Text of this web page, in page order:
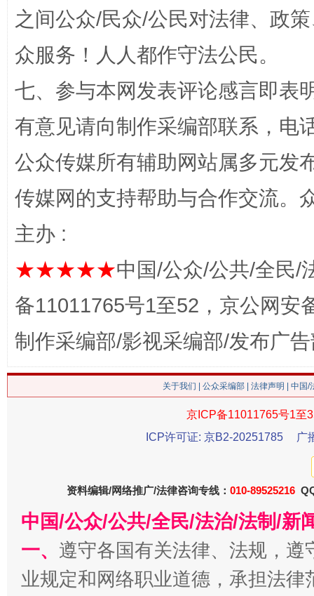
习近平的博鳌关键词
魏明
生
之间公众/民众/公民对法律、政
众服务！人人都作守法公民。
七、参与本网发表评论感言即表
有意见请向制作采编部联系，电
公众传媒所有辅助网站属多元发
传媒网的支持帮助与合作交流。
主办 :
★★★★★中国/公众/公共/全民/
备11011765号1至52，京公网安
制作采编部/影视采编部/发布广
关于我们 公众采编部 法律声明 | 中国
京ICP备11011765号1至
ICP许可证: 京B2-20251785
广
资料编辑/网络推广/法律咨询专线： 010-89525216
中国/公众/公共/全民/法治/法制/新
一、 遵守各国有关法律、法规，
业规定和网络职业道德，承担法